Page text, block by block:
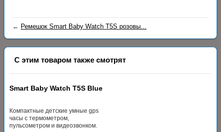
← Ремешок Smart Baby Watch T5S розовы...
С этим товаром также смотрят
Smart Baby Watch T5S Blue
Компактные детские умные gps
часы с термометром,
пульсометром и видеозвонком.